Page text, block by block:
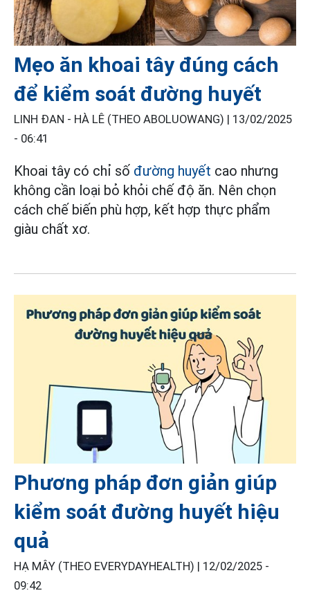
Mẹo ăn khoai tây đúng cách
để kiểm soát đường huyết
LINH ĐAN - HÀ LÊ (THEO ABOLUOWANG) | 13/02/2025
- 06:41
Khoai tây có chỉ số đường huyết cao nhưng
không cần loại bỏ khỏi chế độ ăn. Nên chọn
cách chế biến phù hợp, kết hợp thực phẩm
giàu chất xơ.
Phương pháp đơn giản giúp
kiểm soát đường huyết hiệu
quả
HẠ MÂY (THEO EVERYDAYHEALTH) | 12/02/2025 -
09:42